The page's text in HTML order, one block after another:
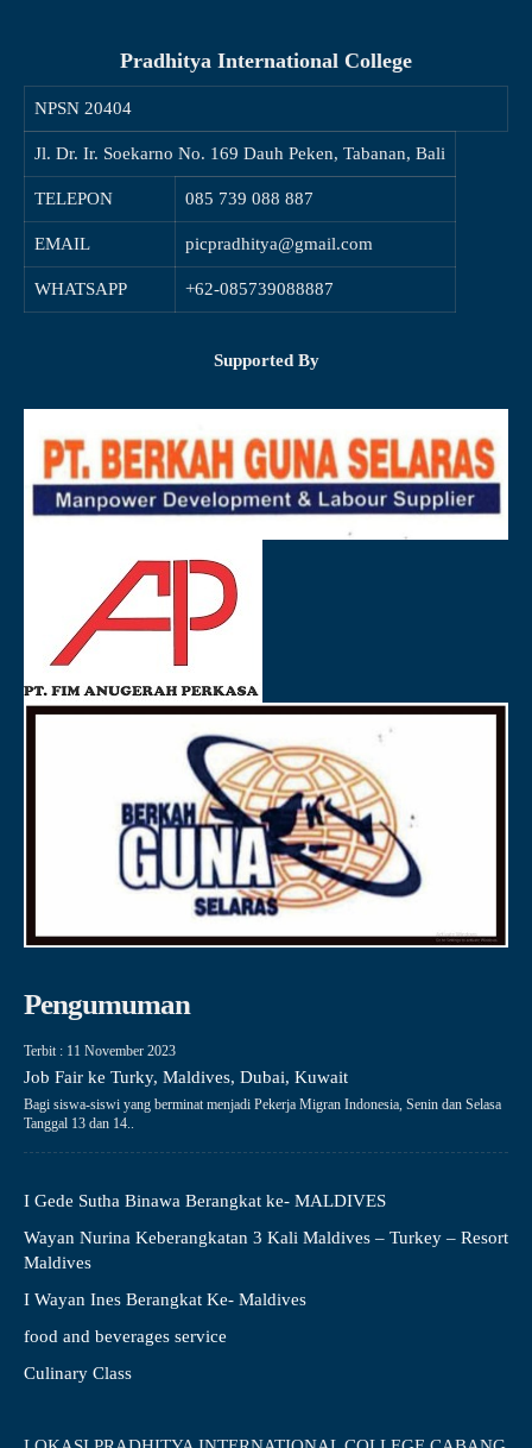
Pradhitya International College
NPSN 20404
Jl. Dr. Ir. Soekarno No. 169 Dauh Peken, Tabanan, Bali
TELEPON 085 739 088 887
EMAIL picpradhitya@gmail.com
WHATSAPP +62-085739088887
Supported By
Pengumuman
Terbit : 11 November 2023
Job Fair ke Turky, Maldives, Dubai, Kuwait
Bagi siswa-siswi yang berminat menjadi Pekerja Migran Indonesia, Senin dan Selasa
Tanggal 13 dan 14..
I Gede Sutha Binawa Berangkat ke- MALDIVES
Wayan Nurina Keberangkatan 3 Kali Maldives – Turkey – Resort
Maldives
I Wayan Ines Berangkat Ke- Maldives
food and beverages service
Culinary Class